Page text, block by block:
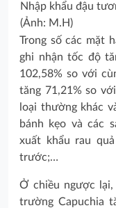
Nhập khẩu đậu
(Ảnh: M.H)
Trong số các mặt
ghi nhận tốc độ
102,58% so với
tăng 71,21% so
loại thường khác
bánh kẹo và các
xuất khẩu rau
trước;…
Ở chiều ngược
trường Capuchia